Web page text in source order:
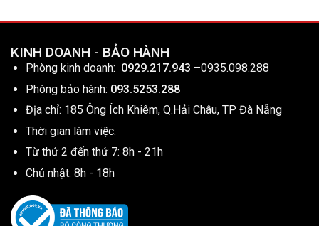
KINH DOANH - BẢO HÀNH
Phòng kinh doanh: 0929.217.943 –0935.098.288
Phòng bảo hành: 093.5253.288
Địa chỉ: 185 Ông Ích Khiêm, Q.Hải Châu, TP Đà Nẵng
Thời gian làm việc:
Từ thứ 2 đến thứ 7: 8h - 21h
Chủ nhật: 8h - 18h